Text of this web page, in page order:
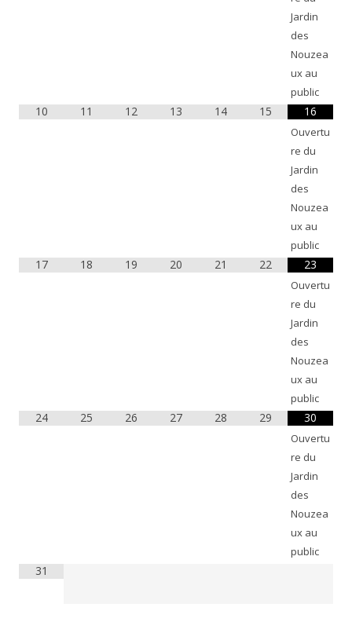
Jardin
des
Nouzea
ux au
public
10 11 12 13 14 15 16
Ouvertu
re du
Jardin
des
Nouzea
ux au
public
17 18 19 20 21 22 23
Ouvertu
re du
Jardin
des
Nouzea
ux au
public
24 25 26 27 28 29 30
Ouvertu
re du
Jardin
des
Nouzea
ux au
public
31